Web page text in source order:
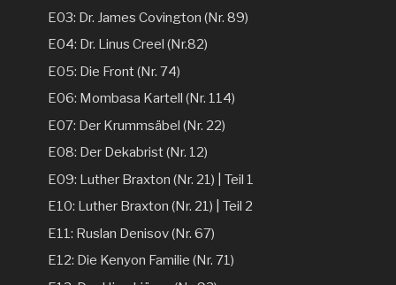
E03: Dr. James Covington (Nr. 89)
E04: Dr. Linus Creel (Nr.82)
E05: Die Front (Nr. 74)
E06: Mombasa Kartell (Nr. 114)
E07: Der Krummsäbel (Nr. 22)
E08: Der Dekabrist (Nr. 12)
E09: Luther Braxton (Nr. 21) | Teil 1
E10: Luther Braxton (Nr. 21) | Teil 2
E11: Ruslan Denisov (Nr. 67)
E12: Die Kenyon Familie (Nr. 71)